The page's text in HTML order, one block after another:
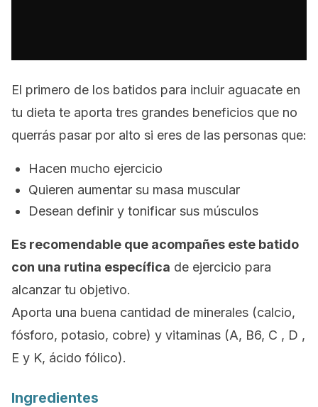
El primero de los batidos para incluir aguacate en
tu dieta te aporta tres grandes beneficios que no
querrás pasar por alto si eres de las personas que:
Hacen mucho ejercicio
Quieren aumentar su masa muscular
Desean definir y tonificar sus músculos
Es recomendable que acompañes este batido
con una rutina específica de ejercicio para
alcanzar tu objetivo.
Aporta una buena cantidad de minerales (calcio,
fósforo, potasio, cobre) y vitaminas (A, B6, C , D ,
E y K, ácido fólico).
Ingredientes